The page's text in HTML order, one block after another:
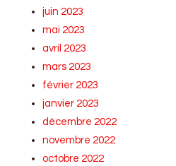
juin 2023
mai 2023
avril 2023
mars 2023
février 2023
janvier 2023
décembre 2022
novembre 2022
octobre 2022